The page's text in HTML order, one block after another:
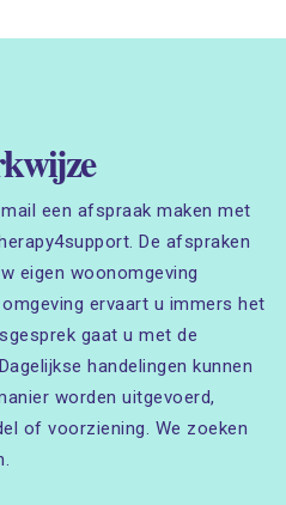
een afspraak maken met
De afspraken
eigen woonomgeving
ervaart u immers het
gaat u met de
handelingen kunnen
worden uitgevoerd,
of voorziening. We zoeken